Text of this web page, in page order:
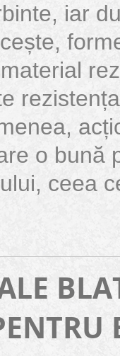
iar
o bună
ceea